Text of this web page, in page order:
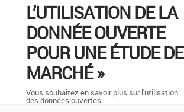
L’UTILISATION DE LA
DONNÉE OUVERTE
POUR UNE ÉTUDE DE
MARCHÉ »
Vous souhaitez en savoir plus sur l'utilisation
des données ouvertes ...